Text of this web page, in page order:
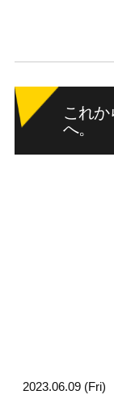
これか
へ。
2023.06.09 (Fri)